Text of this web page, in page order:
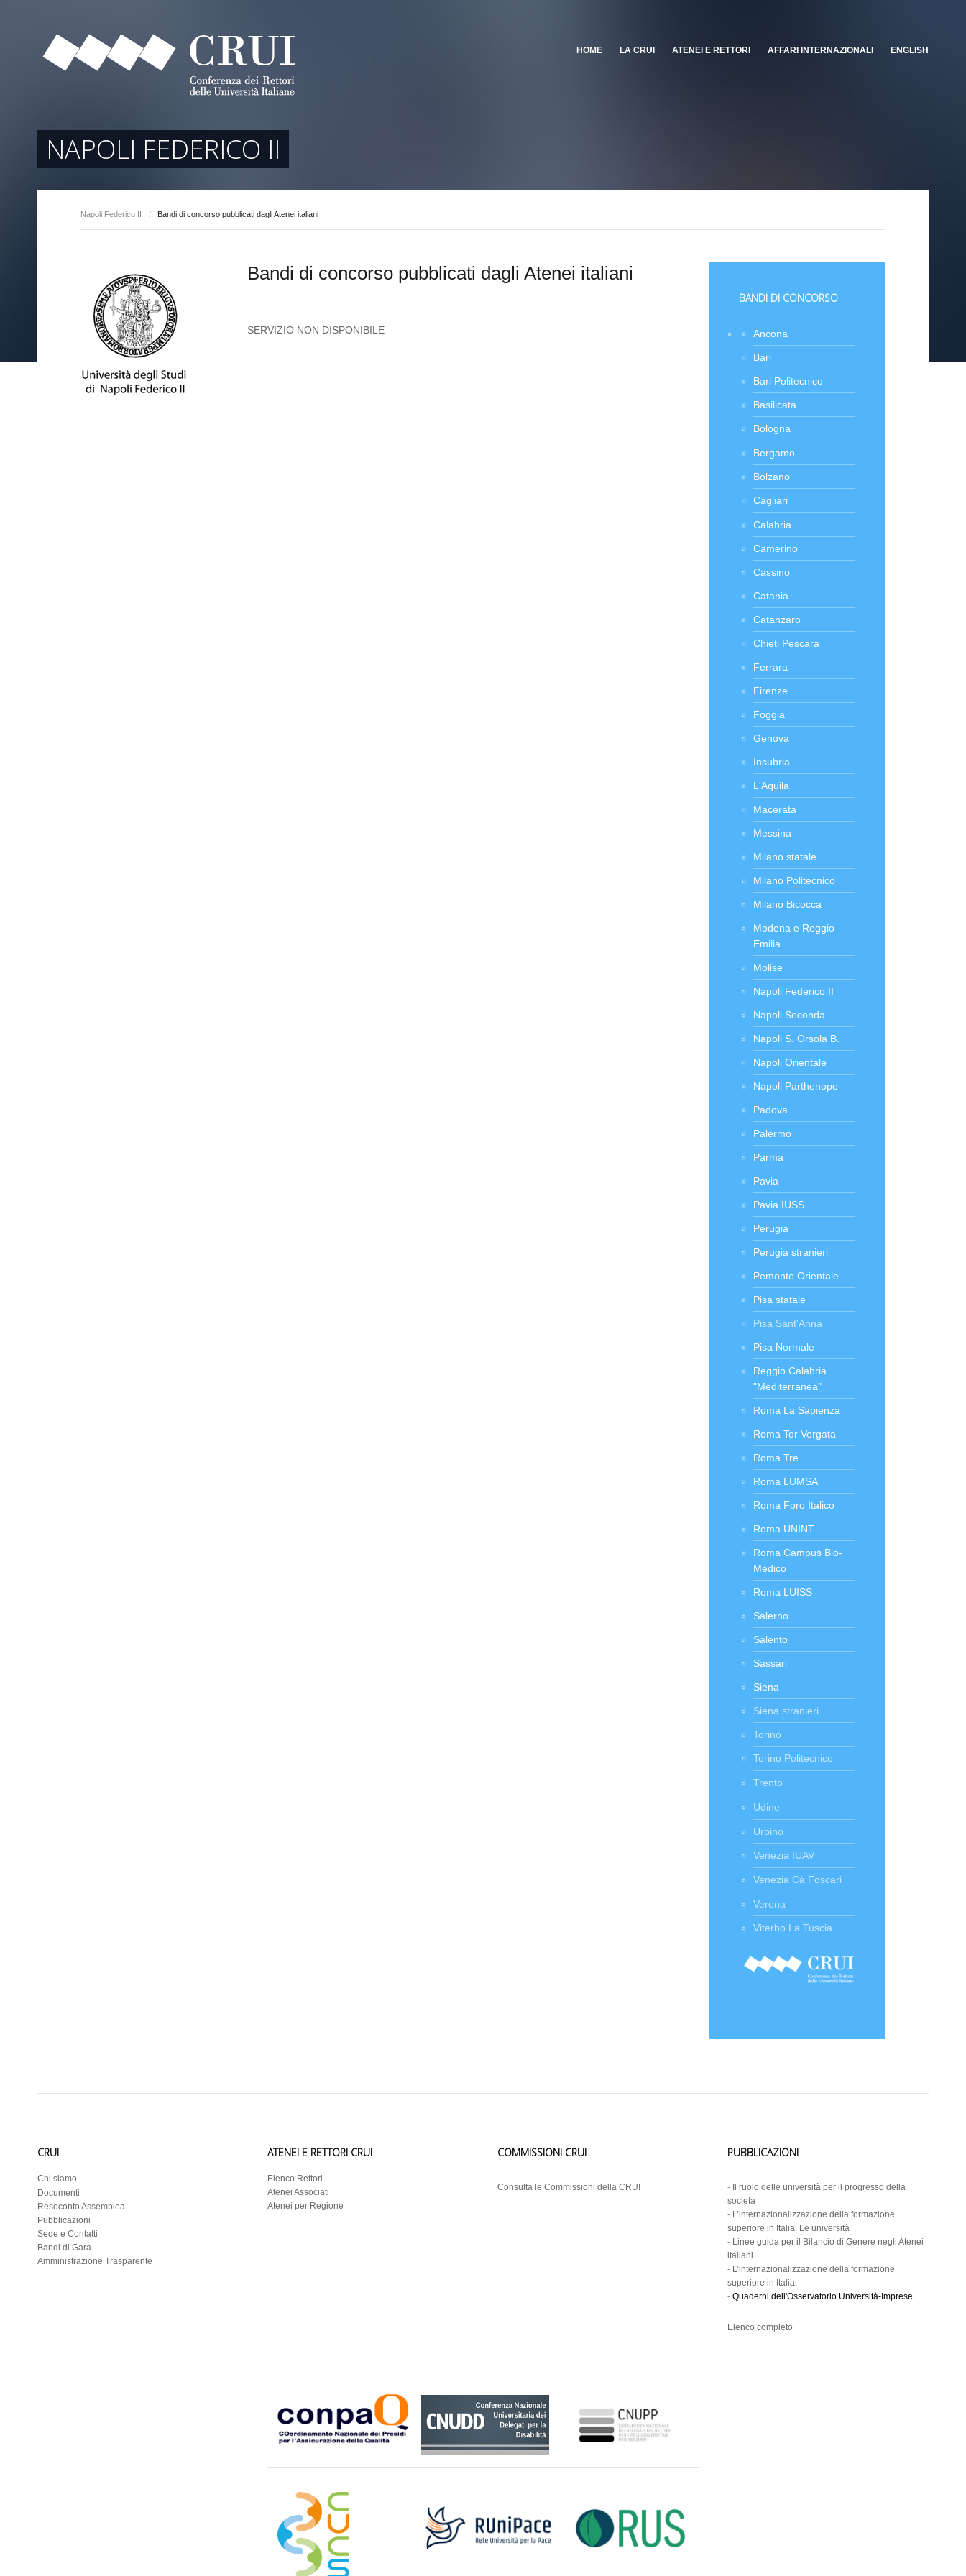
HOME LA CRUI ATENEI E RETTORI AFFARI INTERNAZIONALI ENGLISH
NAPOLI FEDERICO II
Napoli Federico II / Bandi di concorso pubblicati dagli Atenei italiani
Bandi di concorso pubblicati dagli Atenei italiani
SERVIZIO NON DISPONIBILE
BANDI DI CONCORSO
Ancona
Bari
Bari Politecnico
Basilicata
Bologna
Bergamo
Bolzano
Cagliari
Calabria
Camerino
Cassino
Catania
Catanzaro
Chieti Pescara
Ferrara
Firenze
Foggia
Genova
Insubria
L'Aquila
Macerata
Messina
Milano statale
Milano Politecnico
Milano Bicocca
Modena e Reggio
Emilia
Molise
Napoli Federico II
Napoli Seconda
Napoli S. Orsola B.
Napoli Orientale
Napoli Parthenope
Padova
Palermo
Parma
Pavia
Pavia IUSS
Perugia
Perugia stranieri
Pemonte Orientale
Pisa statale
Pisa Sant'Anna
Pisa Normale
Reggio Calabria
"Mediterranea"
Roma La Sapienza
Roma Tor Vergata
Roma Tre
Roma LUMSA
Roma Foro Italico
Roma UNINT
Roma Campus Bio-
Medico
Roma LUISS
Salerno
Salento
Sassari
Siena
Siena stranieri
Torino
Torino Politecnico
Trento
Udine
Urbino
Venezia IUAV
Venezia Cà Foscari
Verona
Viterbo La Tuscia
CRUI
Chi siamo
Documenti
Resoconto Assemblea
Pubblicazioni
Sede e Contatti
Bandi di Gara
Amministrazione Trasparente
ATENEI E RETTORI CRUI
Elenco Rettori
Atenei Associati
Atenei per Regione
COMMISSIONI CRUI
Consulta le Commissioni della CRUI
PUBBLICAZIONI
-
Il ruolo delle università per il progresso della
società
- L’internazionalizzazione della formazione
superiore in Italia. Le università
- Linee guida per il Bilancio di Genere negli Atenei
italiani
- L’internazionalizzazione della formazione
superiore in Italia.
- Quaderni dell'Osservatorio Università-Imprese
Elenco completo